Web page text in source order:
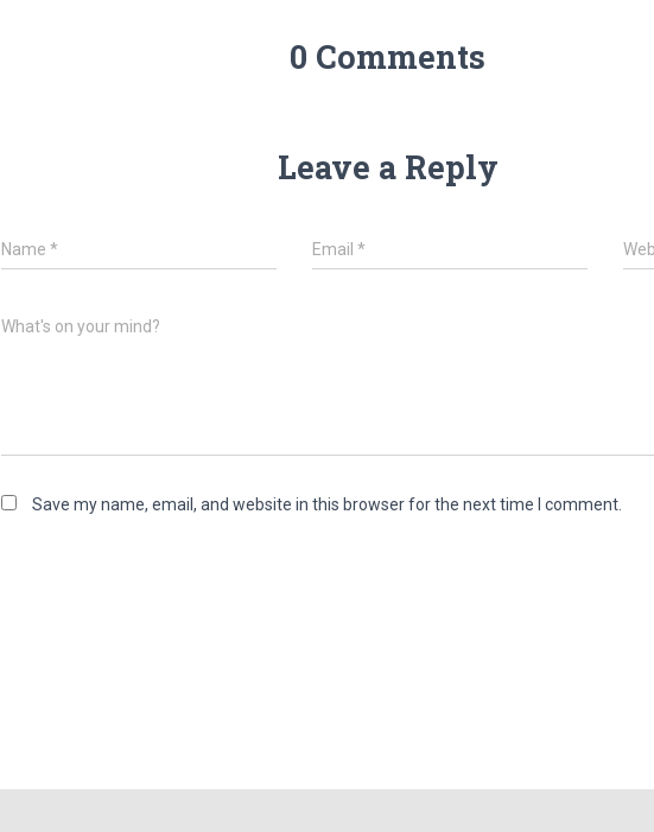
0 Comments
Leave a Reply
Name* Email *
What's on your mind?
Save my name, email, and website in this browser for the next time I comment.